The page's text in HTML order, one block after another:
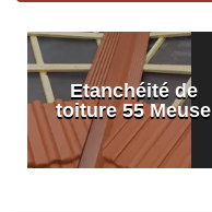
Etanchéité de
toiture 55 Meuse